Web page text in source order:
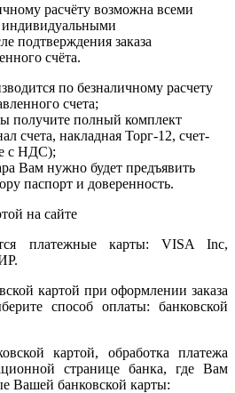
расчёту возможна всеми
подтверждения заказа
счёта.
по безналичному расчету
счета;
получите полный комплект
счета, накладная Торг-12, счет-
с НДС);
Вам нужно будет предъявить
паспорт и доверенность.
на сайте
платежные карты: VISA Inc,
картой при оформлении заказа
способ оплаты: банковской
картой, обработка платежа
странице банка, где Вам
Вашей банковской карты: